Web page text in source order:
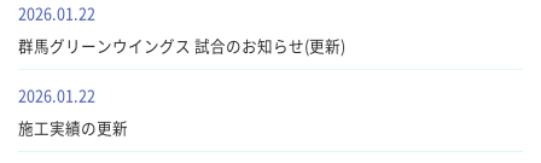
2026.01.22
群馬グリーンウイングス 試合のお知らせ(更新)
2026.01.22
施工実績の更新